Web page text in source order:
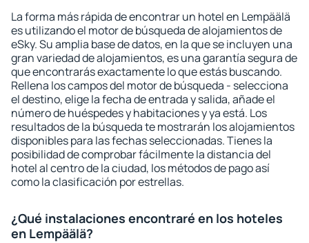
La forma más rápida de encontrar un hotel en Lempäälä
es utilizando el motor de búsqueda de alojamientos de
eSky. Su amplia base de datos, en la que se incluyen una
gran variedad de alojamientos, es una garantía segura de
que encontrarás exactamente lo que estás buscando.
Rellena los campos del motor de búsqueda - selecciona
el destino, elige la fecha de entrada y salida, añade el
número de huéspedes y habitaciones y ya está. Los
resultados de la búsqueda te mostrarán los alojamientos
disponibles para las fechas seleccionadas. Tienes la
posibilidad de comprobar fácilmente la distancia del
hotel al centro de la ciudad, los métodos de pago así
como la clasificación por estrellas.
¿Qué instalaciones encontraré en los hoteles
en Lempäälä?